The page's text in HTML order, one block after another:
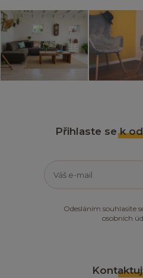
Přihlaste se k
Odesláním souhlasíte
osobních